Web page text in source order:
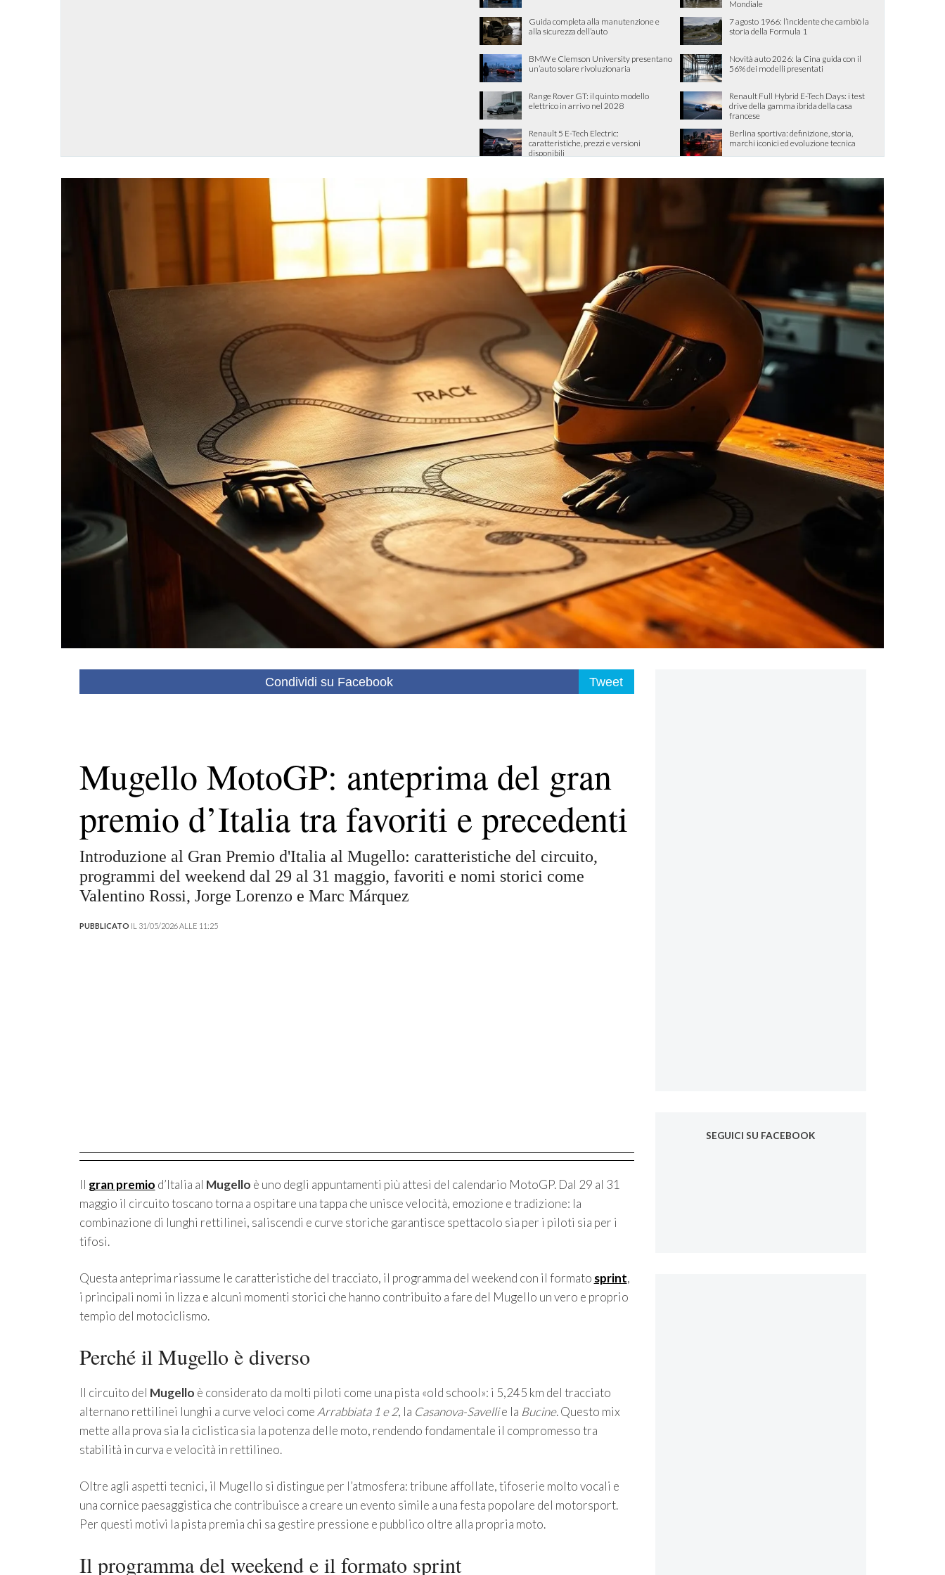
Mondiale
Guida completa alla manutenzione e
alla sicurezza dell’auto
7 agosto 1966: l’incidente che cambiò la
storia della Formula 1
BMW e Clemson University presentano
un’auto solare rivoluzionaria
Novità auto 2026: la Cina guida con il
56% dei modelli presentati
Range Rover GT: il quinto modello
elettrico in arrivo nel 2028
Renault Full Hybrid E-Tech Days: i test
drive della gamma ibrida della casa
francese
Renault 5 E-Tech Electric:
caratteristiche, prezzi e versioni
disponibili
Berlina sportiva: definizione, storia,
marchi iconici ed evoluzione tecnica
Condividi su Facebook Tweet
Mugello MotoGP: anteprima del gran
premio d’Italia tra favoriti e precedenti
Introduzione al Gran Premio d'Italia al Mugello: caratteristiche del circuito,
programmi del weekend dal 29 al 31 maggio, favoriti e nomi storici come
Valentino Rossi, Jorge Lorenzo e Marc Márquez
PUBBLICATO IL 31/05/2026 ALLE 11:25
Il gran premio d’Italia al Mugello è uno degli appuntamenti più attesi del calendario MotoGP. Dal 29 al 31
maggio il circuito toscano torna a ospitare una tappa che unisce velocità, emozione e tradizione: la
combinazione di lunghi rettilinei, saliscendi e curve storiche garantisce spettacolo sia per i piloti sia per i
tifosi.
Questa anteprima riassume le caratteristiche del tracciato, il programma del weekend con il formato sprint,
i principali nomi in lizza e alcuni momenti storici che hanno contribuito a fare del Mugello un vero e proprio
tempio del motociclismo.
Perché il Mugello è diverso
Il circuito del Mugello è considerato da molti piloti come una pista «old school»: i 5,245 km del tracciato
alternano rettilinei lunghi a curve veloci come Arrabbiata 1 e 2, la Casanova-Savellie la Bucine. Questo mix
mette alla prova sia la ciclistica sia la potenza delle moto, rendendo fondamentale il compromesso tra
stabilità in curva e velocità in rettilineo.
Oltre agli aspetti tecnici, il Mugello si distingue per l’atmosfera: tribune affollate, tifoserie molto vocali e
una cornice paesaggistica che contribuisce a creare un evento simile a una festa popolare del motorsport.
Per questi motivi la pista premia chi sa gestire pressione e pubblico oltre alla propria moto.
Il programma del weekend e il formato sprint
SEGUICI SU FACEBOOK